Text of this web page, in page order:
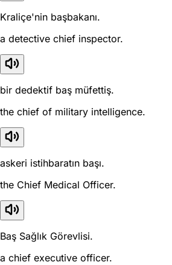
Kraliçe'nin başbakanı.
a detective chief inspector.
bir dedektif baş müfettiş.
the chief of military intelligence.
askeri istihbaratın başı.
the Chief Medical Officer.
Baş Sağlık Görevlisi.
a chief executive officer.